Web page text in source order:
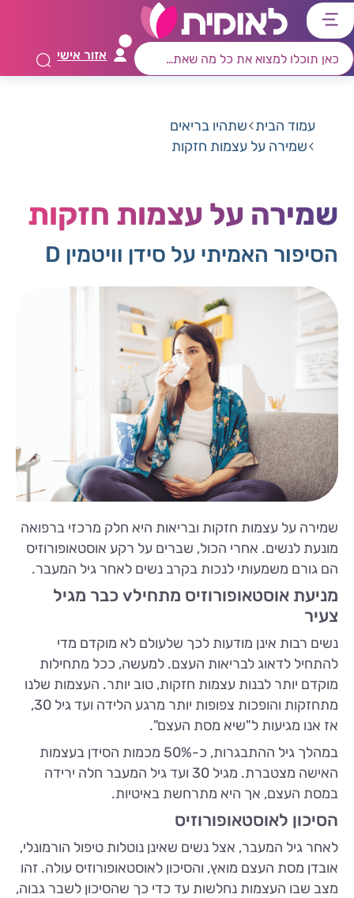
דלג
לתפריט
ראשי
דלג
לרכיב
חיפוש
דלג
לתוכן
מרכזי
דלג
לאזור
קישורים
אזור אישי
עמוד הבית שתהיו בריאים
שמירה על עצמות חזקות
שמירה על עצמות חזקות
הסיפור האמיתי על סידן וויטמין D
שמירה על עצמות חזקות ובריאות היא חלק מרכזי ברפואה
מונעת לנשים. אחרי הכול, שברים על רקע אוסטאופורוזיס
הם גורם משמעותי לנכות בקרב נשים לאחר גיל המעבר.
מניעת אוסטאופורוזיס מתחילv כבר מגיל
צעיר
נשים רבות אינן מודעות לכך שלעולם לא מוקדם מדי
להתחיל לדאוג לבריאות העצם. למעשה, ככל מתחילות
מוקדם יותר לבנות עצמות חזקות, טוב יותר. העצמות שלנו
מתחזקות והופכות צפופות יותר מרגע הלידה ועד גיל 30,
אז אנו מגיעות ל"שיא מסת העצם".
במהלך גיל ההתבגרות, כ-50% מכמות הסידן בעצמות
האישה מצטברת. מגיל 30 ועד גיל המעבר חלה ירידה
במסת העצם, אך היא מתרחשת באיטיות.
הסיכון לאוסטאופורוזיס
לאחר גיל המעבר, אצל נשים שאינן נוטלות טיפול הורמונלי,
אובדן מסת העצם מואץ, והסיכון לאוסטאופורוזיס עולה. זהו
מצב שבו העצמות נחלשות עד כדי כך שהסיכון לשבר גבוה,